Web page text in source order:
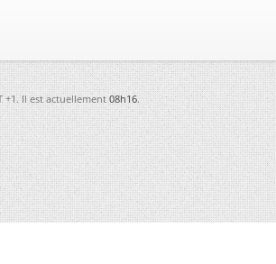
+1. Il est actuellement08h16.